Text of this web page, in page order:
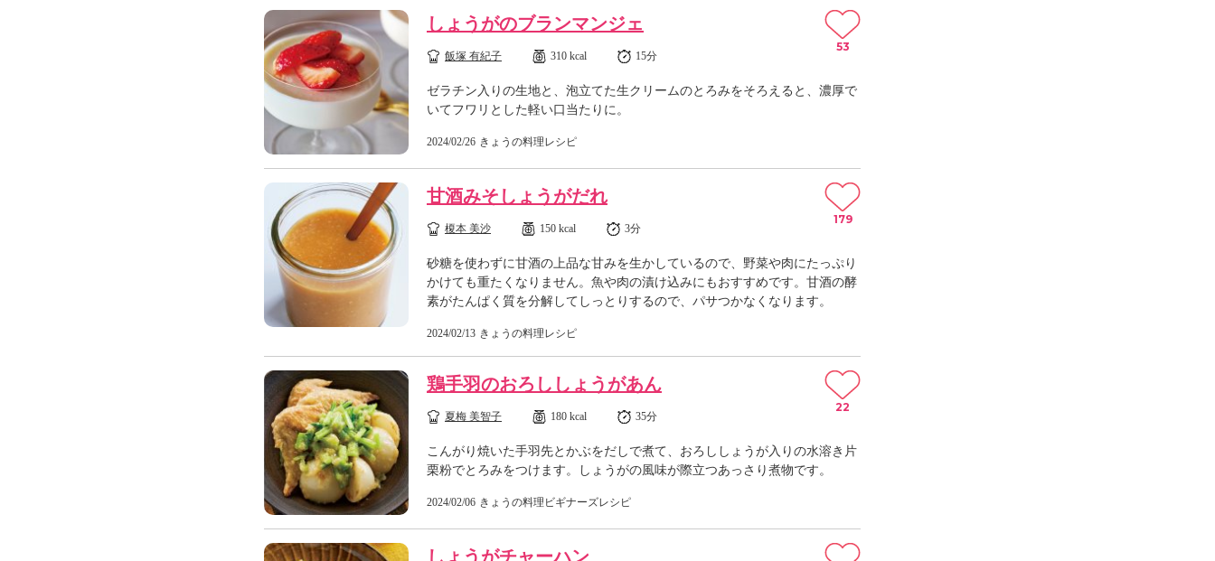
しょうがのブランマンジェ
飯塚 有紀子 310 kcal 15分
ゼラチン入りの生地と、泡立てた生クリームのとろみをそろえると、濃厚で
いてフワリとした軽い口当たりに。
2024/02/26 きょうの料理レシピ
53
甘酒みそしょうがだれ
榎本 美沙 150 kcal 3分
砂糖を使わずに甘酒の上品な甘みを生かしているので、野菜や肉にたっぷり
かけても重たくなりません。魚や肉の漬け込みにもおすすめです。甘酒の酵
素がたんぱく質を分解してしっとりするので、パサつかなくなります。
2024/02/13 きょうの料理レシピ
179
鶏手羽のおろししょうがあん
夏梅 美智子 180 kcal 35分
こんがり焼いた手羽先とかぶをだしで煮て、おろししょうが入りの水溶き片
栗粉でとろみをつけます。しょうがの風味が際立つあっさり煮物です。
2024/02/06 きょうの料理ビギナーズレシピ
22
しょうがチャーハン